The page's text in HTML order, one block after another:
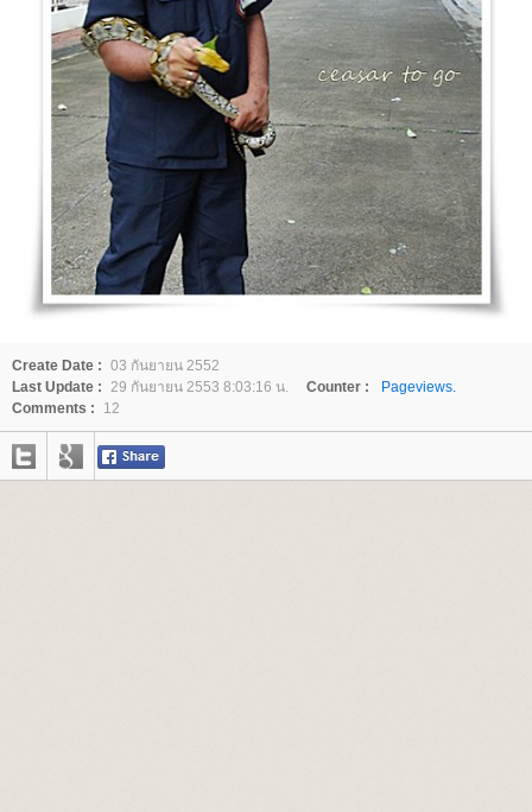
Create Date : 03 กันยายน 2552
Last Update :
29 กันยายน 2553 8:03:16 น. Counter :
Pageviews.
Comments :
12